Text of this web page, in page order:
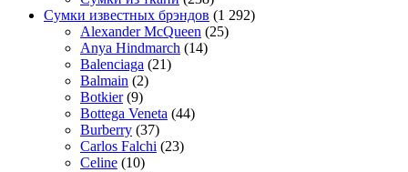
Сумки известных брэндов (1 292)
Alexander McQueen (25)
Anya Hindmarch (14)
Balenciaga (21)
Balmain (2)
Botkier(9)
Bottega Veneta (44)
Burberry (37)
Carlos Falchi (23)
Celine (10)